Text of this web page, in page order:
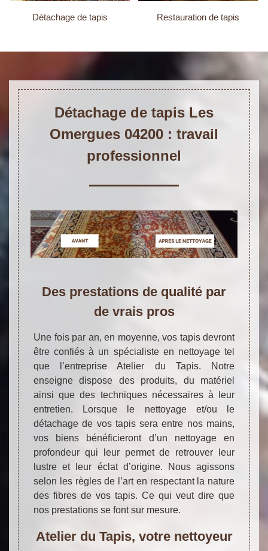
Détachage de tapis Restauration de tapis
Détachage de tapis Les
Omergues 04200 : travail
professionnel
Des prestations de qualité par
de vrais pros
Une fois par an, en moyenne, vos tapis devront
être confiés à un spécialiste en nettoyage tel
que l’entreprise Atelier du Tapis. Notre
enseigne dispose des produits, du matériel
ainsi que des techniques nécessaires à leur
entretien. Lorsque le nettoyage et/ou le
détachage de vos tapis sera entre nos mains,
vos biens bénéficieront d’un nettoyage en
profondeur qui leur permet de retrouver leur
lustre et leur éclat d’origine. Nous agissons
selon les règles de l’art en respectant la nature
des fibres de vos tapis. Ce qui veut dire que
nos prestations se font sur mesure.
Atelier du Tapis, votre nettoyeur